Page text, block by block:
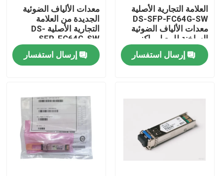
مسكن
جولة في المعمل
العلامة التجارية الأصلية
DS-SFP-FC64G-SW
معدات الألياف الضوئية
الساخنة للبيع لمراكز
البيانات الذكية
إرسال استفسار
معدات الألياف الضوئية
الجديدة من العلامة
التجارية الأصلية DS-
SFP-FC64G-SW
إرسال استفسار